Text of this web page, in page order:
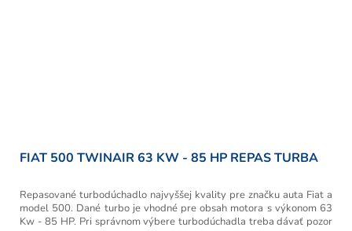
FIAT 500 TWINAIR 63 KW - 85 HP REPAS TURBA
Repasované turbodúchadlo najvyššej kvality pre značku auta Fiat a
model 500. Dané turbo je vhodné pre obsah motora s výkonom 63
Kw - 85 HP. Pri správnom výbere turbodúchadla treba dávať pozor